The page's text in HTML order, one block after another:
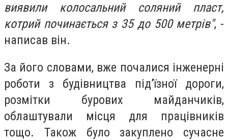
виявили колосальний соляний пласт,
котрий починається з 35 до 500 метрів", -
написав він.
За його словами, вже почалися інженерні
роботи з будівництва під’їзної дороги,
розмітки бурових майданчиків,
облаштували місця для працівників
тощо. Також було закуплено сучасне